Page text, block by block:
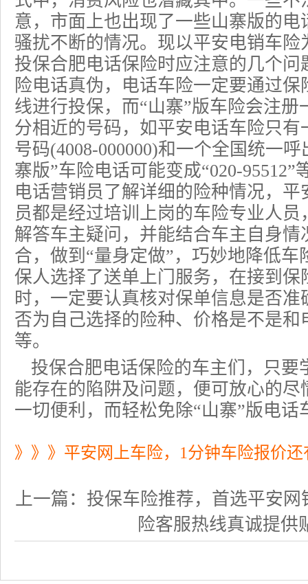
意，市面上也出现了一些山寨版的
骚扰不断的情况。现以平安电销车
投保合肥电话保险时应注意的几个
险电话真伪，电话车险一定要通过保
线进行投保，而“山寨”版车险会注
分相近的号码，如平安电话车险只有
号码(4008-000000)和一个全国统一呼
寨版”车险电话可能变成“020-
电话营销员了解详细的险种情况， 平
员都是经过培训上岗的车险专业人
解答车主疑问，并能结合车主自身
合，做到“量身定做”，巧妙地降低
保人选择了送单上门服务，在接到
时，一定要认真核对保单信息是否
否为自己选择的险种、价格是不是
等。
投保合肥电话保险的车主们，只要
能存在的陷阱及问题，便可放心的
一切便利，而轻松免除“山寨”版电话
》》》平安网上车险，1分钟车险报价
上一篇： 投保车险推荐，首选平安网
险客服热线真诚提供